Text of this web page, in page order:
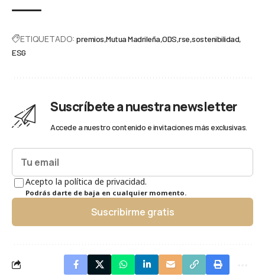
ETIQUETADO: premios Mutua Madrileña ODS rse sostenibilidad
ESG
Suscríbete a nuestra newsletter
Accede a nuestro contenido e invitaciones más exclusivas.
Acepto la política de privacidad.
Podrás darte de baja en cualquier momento.
Suscribirme gratis